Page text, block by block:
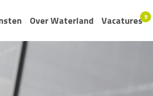
Over Waterland Vacatures 9